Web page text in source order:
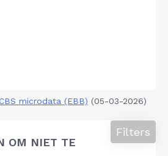
microdata (EBB) (05-03-2026)
OM NIET TE
Filters